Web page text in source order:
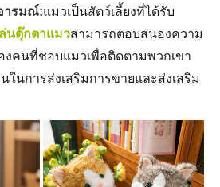
ารมณ์:แมวเป็นสัตว์เลี้ยงที่ได้รับ
นตุ๊กตาแมวสามารถตอบสนองความ
คนที่ชอบแมวเพื่อติดตามพวกเขา
ในการส่งเสริมการขายและส่งเสริม